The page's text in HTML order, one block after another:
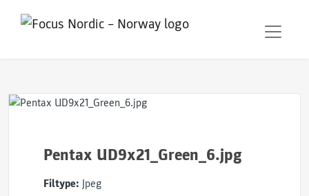
Pentax UD9x21_Green_6.jpg
Filtype: Jpeg